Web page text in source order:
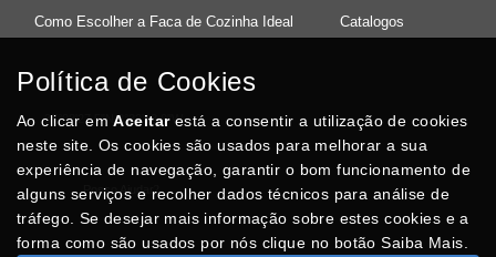
Como Escolher a Faca de Cozinha Ideal Catalogos
37°08'27.5"N 8°32'13.9"W
Posso Ajudar?
Política de Cookies
Ao clicar emAceitarestá a consentir a utilização de cookies
neste site. Os cookies são usados para melhorar a sua
experiência de navegação, garantir o bom funcionamento de
alguns serviços e recolher dados técnicos para análise de
tráfego. Se desejar mais informação sobre estes cookies e a
forma como são usados por nós clique no botão Saiba Mais.